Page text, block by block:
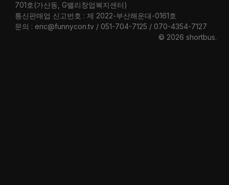
701호(가산동, G밸리창업복지센터)
통신판매업 신고번호 : 제 2022-부산해운대-0161호
문의 : eric@funnycon.tv / 051-704-7125 / 070-4354-7127
© 2026 shortbus.